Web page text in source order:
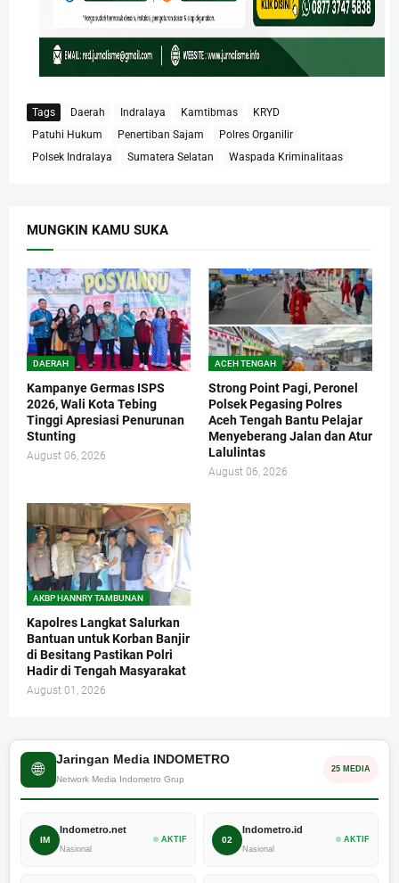
Tags Daerah Indralaya Kamtibmas
KRYD
Patuhi Hukum
Penertiban Sajam
Polres Organilir
Polsek Indralaya
Sumatera Selatan Waspada Kriminalitaas
MUNGKIN KAMU SUKA
DAERAH
Kampanye Germas ISPS
2026, Wali Kota Tebing
Tinggi Apresiasi Penurunan
Stunting
August 06, 2026
ACEH TENGAH
Strong Point Pagi, Peronel
Polsek Pegasing Polres
Aceh Tengah Bantu Pelajar
Menyeberang Jalan dan Atur
Lalulintas
August 06, 2026
AKBP HANNRY TAMBUNAN
Kapolres Langkat Salurkan
Bantuan untuk Korban Banjir
di Besitang Pastikan Polri
Hadir di Tengah Masyarakat
August 01, 2026
🌐
Jaringan Media INDOMETRO
Network Media Indometro Grup
25 MEDIA
IM
Indometro.net
Nasional
AKTIF 02
Indometro.id
Nasional
AKTIF